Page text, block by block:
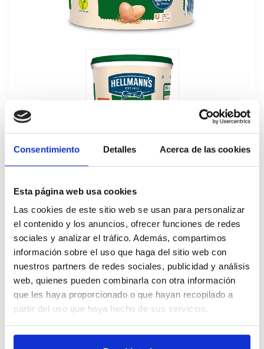
Consentimiento Detalles Acerca de las cookies
Esta página web usa cookies
Las cookies de este sitio web se usan para personalizar
el contenido y los anuncios, ofrecer funciones de redes
sociales y analizar el tráfico. Además, compartimos
información sobre el uso que haga del sitio web con
nuestros partners de redes sociales, publicidad y análisis
web, quienes pueden combinarla con otra información
que les haya proporcionado o que hayan recopilado a
partir del uso que haya hecho de sus servicios.
Mayonesa Pinchos y Tapas Hellmann's 5L
193174
Cajas
Register
Unavailable, request now